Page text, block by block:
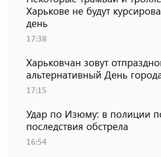
Харькове не будут
день
17:38
Харьковчан зовут
альтернативный День
17:15
Удар по Изюму: в полиции
последствия обстрела
16:54